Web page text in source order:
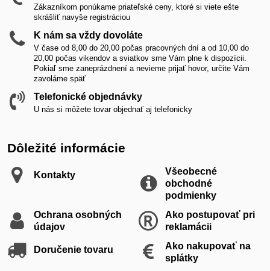
Zákazníkom ponúkame priateľské ceny, ktoré si viete ešte
skrášliť navyše registráciou
K nám sa vždy dovoláte
V čase od 8,00 do 20,00 počas pracovných dní a od 10,00 do
20,00 počas vikendov a sviatkov sme Vám plne k dispozícii.
Pokiaľ sme zaneprázdnení a nevieme prijať hovor, určite Vám
zavoláme späť
Telefonické objednávky
U nás si môžete tovar objednať aj telefonicky
Dôležité informácie
Kontakty
Všeobecné
obchodné
podmienky
Ochrana osobných
údajov
Ako postupovať pri
reklamácii
Doručenie tovaru
Ako nakupovať na
splátky